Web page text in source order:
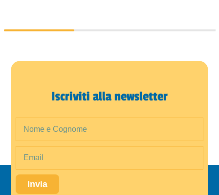
Iscriviti alla newsletter
Invia